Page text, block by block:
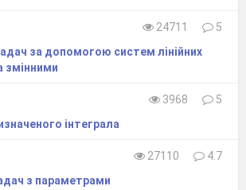
24711
5
за допомогою систем лінійних
змінними
3968
5
інтеграла
27110
4.7
з параметрами